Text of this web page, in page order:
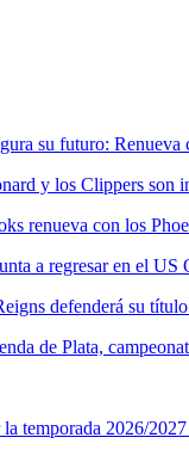
su futuro:
y los Clippers son
renueva con los
a regresar en el US
defenderá su
de Plata,
temporada 2026/